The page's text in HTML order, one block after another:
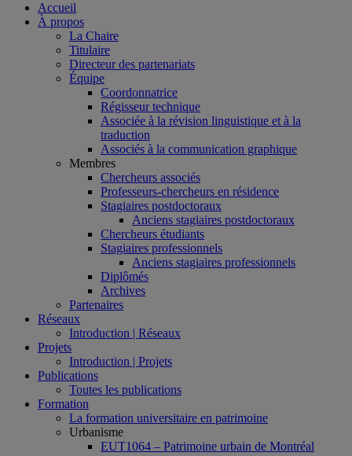
Accueil
À propos
La Chaire
Titulaire
Directeur des partenariats
Équipe
Coordonnatrice
Régisseur technique
Associée à la révision linguistique et à la
traduction
Associés à la communication graphique
Membres
Chercheurs associés
Professeurs-chercheurs en résidence
Stagiaires postdoctoraux
Anciens stagiaires postdoctoraux
Chercheurs étudiants
Stagiaires professionnels
Anciens stagiaires professionnels
Diplômés
Archives
Partenaires
Réseaux
Introduction | Réseaux
Projets
Introduction | Projets
Publications
Toutes les publications
Formation
La formation universitaire en patrimoine
Urbanisme
EUT1064 – Patrimoine urbain de Montréal